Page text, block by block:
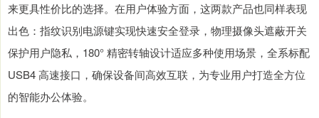
来更具性价比的选择。在用户体验方面，这两款产品也同样表现
出色：指纹识别电源键实现快速安全登录，物理摄像头遮蔽开关
保护用户隐私，180° 精密转轴设计适应多种使用场景，全系标配
USB4 高速接口，确保设备间高效互联，为专业用户打造全方位
的智能办公体验。